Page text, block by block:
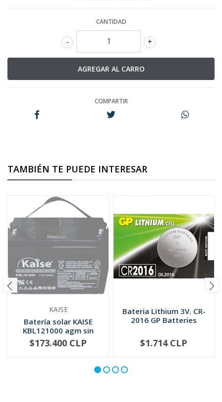
CANTIDAD
+
-
COMPARTIR
TAMBIÉN TE PUEDE INTERESAR
KAISE
Batería solar KAISE
KBL121000 agm sin
mantenimi...
NO DISPONIBLE
$173.400 CLP
Bateria Lithium 3V. CR-
2016 GP Batteries
+
$1.714 CLP